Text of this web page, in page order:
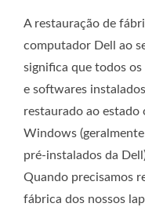
A restauração de
computador Dell ao
significa que todos
e softwares
restaurado ao estado
Windows
pré-instalados da
Quando precisamos
fábrica dos nossos